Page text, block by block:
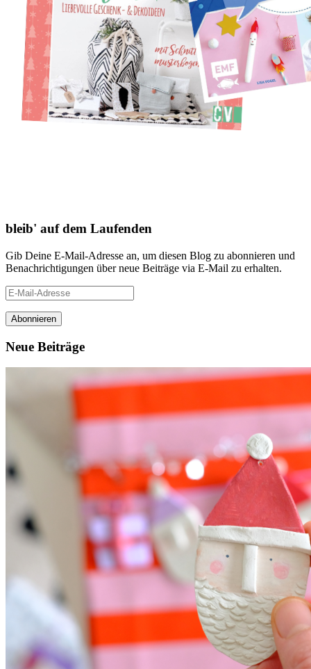
bleib' auf dem Laufenden
Gib Deine E-Mail-Adresse an, um diesen Blog zu abonnieren und
Benachrichtigungen über neue Beiträge via E-Mail zu erhalten.
E-
Mail-
Adresse
Neue Beiträge